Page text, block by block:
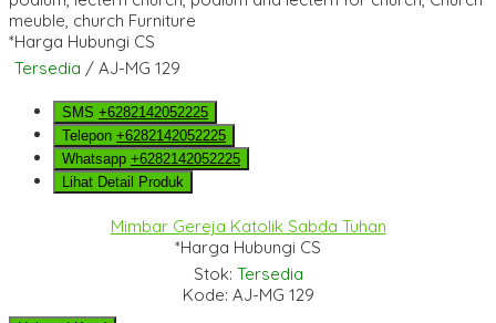
*Harga Hubungi CS
Tersedia / AJ-MG 129
SMS +6282142052225
Telepon +6282142052225
Whatsapp +6282142052225
Lihat Detail Produk
Mimbar Gereja Katolik Sabda Tuhan
*Harga Hubungi CS
Stok: Tersedia
Kode: AJ-MG 129